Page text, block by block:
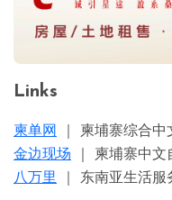
Links
柬单网
｜ 柬埔寨综合中
金边现场 ｜ 柬埔寨中文
八万里
｜ 东南亚生活服